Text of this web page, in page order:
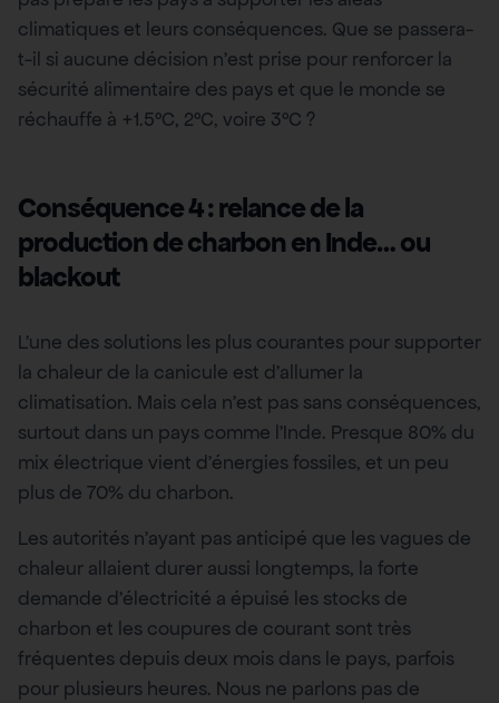
climatiques et leurs conséquences. Que se passera-
t-il si aucune décision n’est prise pour renforcer la
sécurité alimentaire des pays et que le monde se
réchauffe à +1.5°C, 2°C, voire 3°C ?
Conséquence 4 : relance de la
production de charbon en Inde… ou
blackout
L’une des solutions les plus courantes pour supporter
la chaleur de la canicule est d’allumer la
climatisation. Mais cela n’est pas sans conséquences,
surtout dans un pays comme l’Inde. Presque 80% du
mix électrique vient d’énergies fossiles, et un peu
plus de 70% du charbon.
Les autorités n’ayant pas anticipé que les vagues de
chaleur allaient durer aussi longtemps, la forte
demande d’électricité a épuisé les stocks de
charbon et les coupures de courant sont très
fréquentes depuis deux mois dans le pays, parfois
pour plusieurs heures. Nous ne parlons pas de